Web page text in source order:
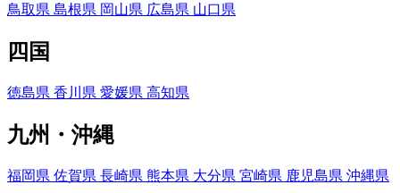
鳥取県 島根県 岡山県 広島県 山口県
四国
徳島県 香川県 愛媛県 高知県
九州・沖縄
福岡県 佐賀県 長崎県 熊本県 大分県 宮崎県 鹿児島県 沖縄県